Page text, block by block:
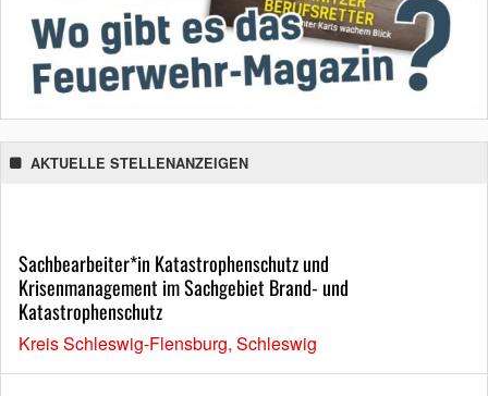
AKTUELLE STELLENANZEIGEN
Sachbearbeiter*in Katastrophenschutz und
Krisenmanagement im Sachgebiet Brand- und
Katastrophenschutz
Kreis Schleswig-Flensburg, Schleswig